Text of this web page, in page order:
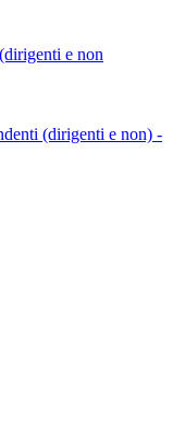
e non
(dirigenti e non) -